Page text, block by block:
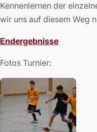
Kennenlernen der
wir uns auf diesem Weg
Endergebnisse
Fotos Turnier: